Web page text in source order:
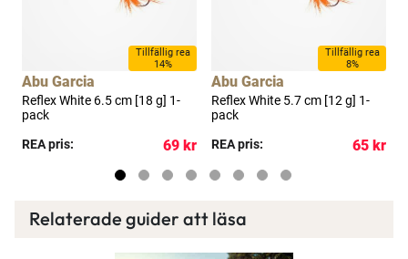
Tillfällig rea
14%
Abu Garcia
Reflex White 6.5 cm [18 g] 1-
pack
REA pris:
69 kr
Tillfällig rea
8%
Abu Garcia
Reflex White 5.7 cm [12 g] 1-
pack
REA pris:
65 kr
Relaterade guider att läsa